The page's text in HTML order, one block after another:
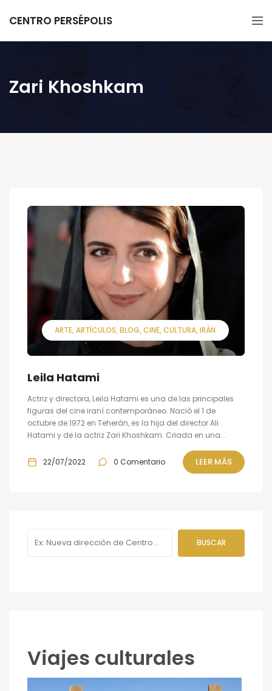
CENTRO PERSÉPOLIS
Zari Khoshkam
ARTE ARTÍCULOS BLOG CINE CULTURA IRÁN
Leila Hatami
Actriz y directora, Leila Hatami es una de las principales
figuras del cine iraní contemporáneo. Nació el 1 de
octubre de 1972 en Teherán, es la hija del director Ali
Hatami y de la actriz Zari Khoshkam. Criada en una...
22/07/2022 0 Comentario LEER MÁS
Viajes culturales